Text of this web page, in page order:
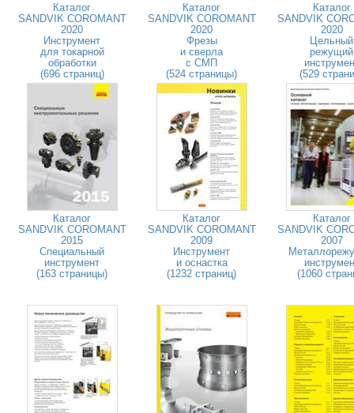
Каталог
SANDVIK COROMANT
2020
Инструмент
для токарной
обработки
(696 страниц)
Каталог
SANDVIK COROMANT
2020
Фрезы
и сверла
с СМП
(524 страницы)
Каталог
SANDVIK
2020
Цельный
режущий
(529
Каталог
SANDVIK COROMANT
2015
Специальный
инструмент
(163 страницы)
Каталог
SANDVIK COROMANT
2009
Инструмент
и оснастка
(1232 страниц)
Каталог
SANDVIK
2007
(1060